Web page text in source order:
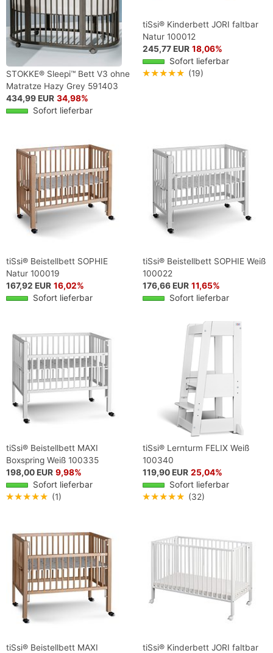
STOKKE® Sleepi™ Bett V3 ohne
Matratze Hazy Grey 591403
Sale
434,99 EUR 34,98%
Sofort lieferbar
tiSsi® Kinderbett JORI faltbar
Natur 100012
245,77 EUR 18,06%
Sofort lieferbar
★★★★★ (19)
tiSsi® Beistellbett SOPHIE
Natur 100019
167,92 EUR 16,02%
Sofort lieferbar
tiSsi® Beistellbett SOPHIE Weiß
100022
176,66 EUR 11,65%
Sofort lieferbar
tiSsi® Beistellbett MAXI
Boxspring Weiß 100335
198,00 EUR 9,98%
Sofort lieferbar
★★★★★ (1)
tiSsi® Lernturm FELIX Weiß
100340
119,90 EUR 25,04%
Sofort lieferbar
★★★★★ (32)
tiSsi® Beistellbett MAXI
tiSsi® Kinderbett JORI faltbar